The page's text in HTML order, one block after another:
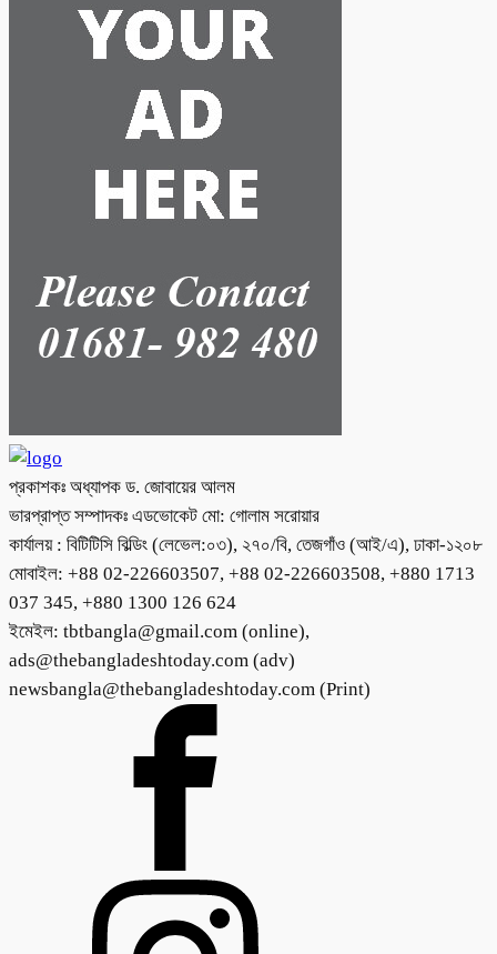
প্রকাশকঃ অধ্যাপক ড. জোবায়ের আলম
ভারপ্রাপ্ত সম্পাদকঃ এডভোকেট মো: গোলাম সরোয়ার
কার্যালয় : বিটিটিসি বিল্ডিং (লেভেল:০৩), ২৭০/বি, তেজগাঁও (আই/এ), ঢাকা-১২০৮
মোবাইল: +88 02-226603507, +88 02-226603508, +880 1713
037 345, +880 1300 126 624
ইমেইল: tbtbangla@gmail.com (online),
ads@thebangladeshtoday.com (adv)
newsbangla@thebangladeshtoday.com (Print)